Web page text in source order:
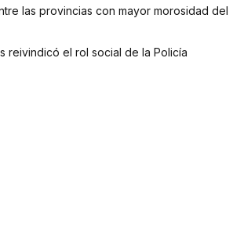
las provincias con mayor morosidad del
reivindicó el rol social de la Policía